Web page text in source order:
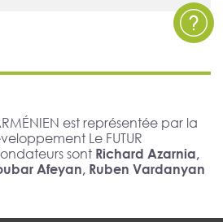
est représentée par la
Le FUTUR
sont Richard Azarnia,
Afeyan, Ruben Vardanyan